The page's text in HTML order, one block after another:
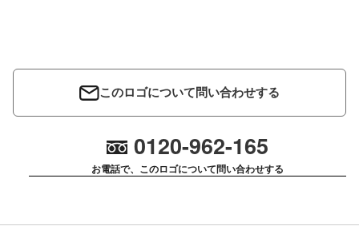
このロゴについて問い合わせする
0120-962-165
お電話で、このロゴについて問い合わせする